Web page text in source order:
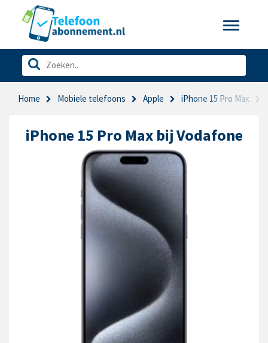
Toggle
Home Mobiele telefoons Apple iPhone 15 Pro Max
iPhone 15 Pro Max bij Vodafone